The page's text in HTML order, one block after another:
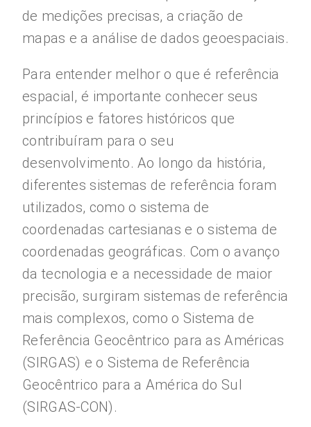
de medições precisas, a criação de
mapas e a análise de dados geoespaciais.
Para entender melhor o que é referência
espacial, é importante conhecer seus
princípios e fatores históricos que
contribuíram para o seu
desenvolvimento. Ao longo da história,
diferentes sistemas de referência foram
utilizados, como o sistema de
coordenadas cartesianas e o sistema de
coordenadas geográficas. Com o avanço
da tecnologia e a necessidade de maior
precisão, surgiram sistemas de referência
mais complexos, como o Sistema de
Referência Geocêntrico para as Américas
(SIRGAS) e o Sistema de Referência
Geocêntrico para a América do Sul
(SIRGAS-CON).